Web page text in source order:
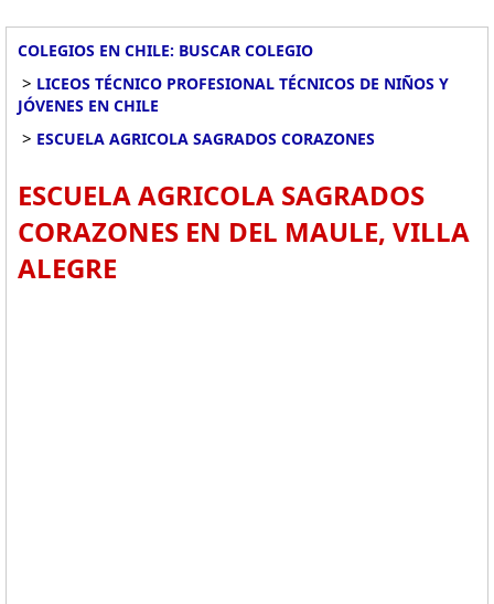
COLEGIOS EN CHILE: BUSCAR COLEGIO
> LICEOS TÉCNICO PROFESIONAL TÉCNICOS DE NIÑOS Y
JÓVENES EN CHILE
> ESCUELA AGRICOLA SAGRADOS CORAZONES
ESCUELA AGRICOLA SAGRADOS
CORAZONES EN DEL MAULE, VILLA
ALEGRE